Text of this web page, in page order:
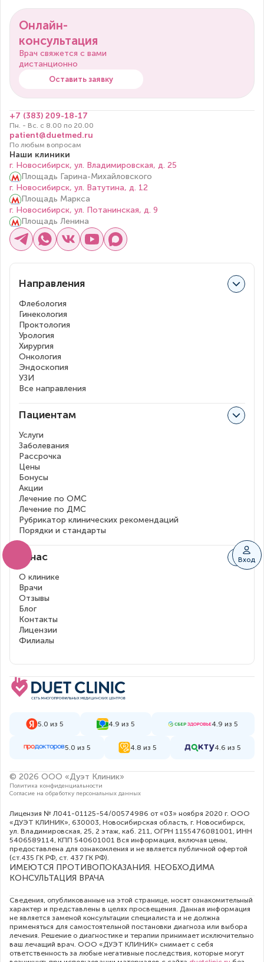
Вход
Онлайн-
консультация
Врач свяжется с вами
дистанционно
Оставить заявку
+7 (383) 209-18-17
Пн. - Вс. с 8.00 по 20.00
patient@duetmed.ru
По любым вопросам
Наши клиники
г. Новосибирск, ул. Владимировская, д. 25
Площадь Гарина-Михайловского
г. Новосибирск, ул. Ватутина, д. 12
Площадь Маркса
г. Новосибирск, ул. Потанинская, д. 9
Площадь Ленина
Направления
Флебология
Гинекология
Проктология
Урология
Хирургия
Онкология
Эндоскопия
УЗИ
Все направления
Пациентам
Услуги
Заболевания
Рассрочка
Цены
Бонусы
Акции
Лечение по ОМС
Лечение по ДМС
Рубрикатор клинических рекомендаций
Порядки и стандарты
О нас
О клинике
Врачи
Отзывы
Блог
Контакты
Лицензии
Филиалы
5.0 из 5 4.9 из 5 4.9 из 5
5.0 из 5 4.8 из 5 4.6 из 5
© 2026 ООО «Дуэт Клиник»
Политика конфиденциальности
Согласие на обработку персональных данных
Лицензия № Л041-01125-54/00574986 от «03» ноября 2020 г. ООО
«ДУЭТ КЛИНИК», 630003, Новосибирская область, г. Новосибирск,
ул. Владимировская, 25, 2 этаж, каб. 211, ОГРН 1155476081001, ИНН
5406589114, КПП 540601001 Вся информация, включая цены,
предоставлена для ознакомления и не является публичной офертой
(ст.435 ГК РФ, cт. 437 ГК РФ).
ИМЕЮТСЯ ПРОТИВОПОКАЗАНИЯ. НЕОБХОДИМА
КОНСУЛЬТАЦИЯ ВРАЧА
Сведения, опубликованные на этой странице, носят ознакомительный
характер и представлены в целях просвещения. Данная информация
не является заменой консультации специалиста и не должна
применяться для самостоятельной постановки диагноза или выбора
лечения. Решение о диагностике и терапии принимает исключительно
ваш лечащий врач. ООО «ДУЭТ КЛИНИК» снимает с себя
ответственность за любые негативные последствия, которые могут